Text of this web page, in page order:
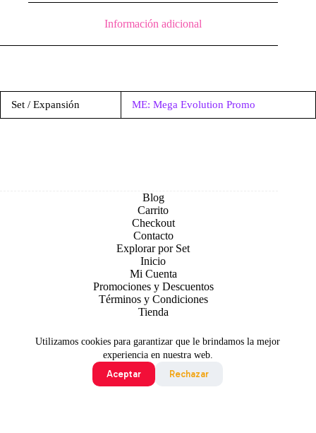
Utilizamos cookies para garantizar que le brindamos la mejor
experiencia en nuestra web.
Aceptar
Rechazar
Información adicional
Set / Expansión ME: Mega Evolution Promo
Blog
Carrito
Checkout
Contacto
Explorar por Set
Inicio
Mi Cuenta
Promociones y Descuentos
Términos y Condiciones
Tienda
Todo contenido original es sujeto de Copyright © 2026 TCG